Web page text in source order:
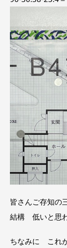
皆さんご存知の
結構 低いと思
ちなみに これ